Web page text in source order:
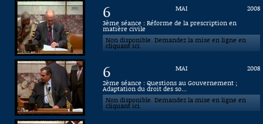
6 MAI
2008
3ème séance : Réforme de la prescription en
matière civile
Non disponible. Demandez la mise en ligne en
cliquant ici.
6 MAI
2008
2ème séance : Questions au Gouvernement ;
Adaptation du droit des so...
Non disponible. Demandez la mise en ligne en
cliquant ici.